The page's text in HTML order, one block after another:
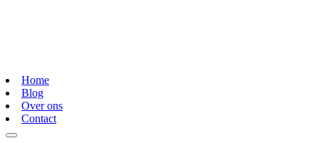
Home
Blog
Over ons
Contact